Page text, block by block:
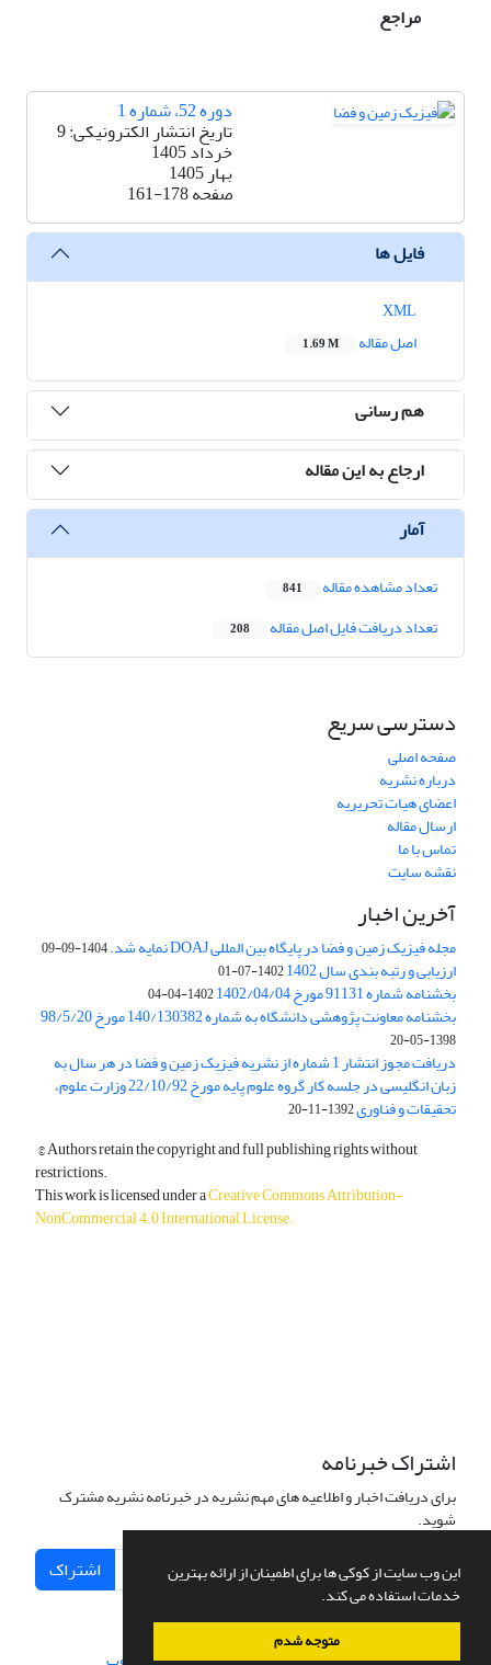
این وب سایت از کوکی ها برای اطمینان از ارائه بهترین
خدمات استفاده می کند.
متوجه شدم
مراجع
دوره 52، شماره 1
تاریخ انتشار الکترونیکی: 9
خرداد 1405
بهار 1405
صفحه161-178
فایل ها
اصل مقاله
1.69 M
هم رسانی
ارجاع به این مقاله
آمار
تعداد مشاهده مقاله 841
تعداد دریافت فایل اصل مقاله 208
دسترسی سریع
صفحه اصلی
درباره نشریه
اعضای هیات تحریریه
ارسال مقاله
تماس با ما
نقشه سایت
آخرین اخبار
مجله فیزیک زمین و فضا در پایگاه بین المللی DOAJ نمایه شد. 1404-09-09
ارزیابی و رتبه بندی سال 1402 1402-07-01
بخشنامه شماره 91131 مورخ 1402/04/04 1402-04-04
بخشنامه معاونت پژوهشی دانشگاه به شماره 140/130382 مورخ 98/5/20
1398-05-20
دریافت مجوز انتشار 1 شماره از نشریه فیزیک زمین و فضا در هر سال به
زبان انگلیسی در جلسه کار گروه علوم پایه مورخ 22/10/92 وزارت علوم،
تحقیقات و فناوری1392-11-20
© Authors retain the copyright and full publishing rights without
restrictions.
This work is licensed under aCreative Commons Attribution-
NonCommercial 4.0 International License.
اشتراک خبرنامه
برای دریافت اخبار و اطلاعیه های مهم نشریه در خبرنامه نشریه مشترک
شوید.
اشتراک